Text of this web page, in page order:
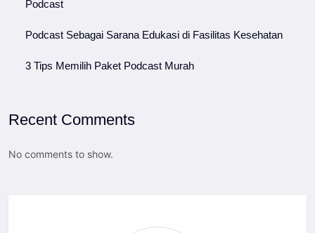
Podcast
Podcast Sebagai Sarana Edukasi di Fasilitas Kesehatan
3 Tips Memilih Paket Podcast Murah
Recent Comments
No comments to show.